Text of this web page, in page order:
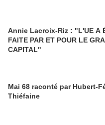
Annie Lacroix-Riz : "L'UE A
FAITE PAR ET POUR LE
CAPITAL"
Mai 68 raconté par Hubert-
Thiéfaine